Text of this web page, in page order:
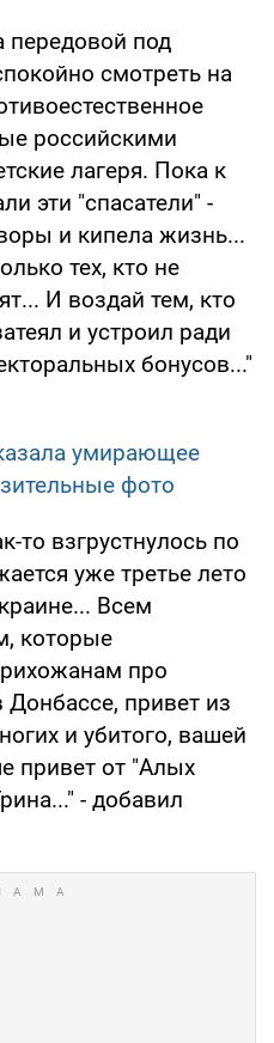
под
смотреть на
российскими
лагеря. Пока к
эти "спасатели" -
и кипела жизнь...
тех, кто не
И воздай тем, кто
и устроил ради
бонусов..."
умирающее
фото
то взгрустнулось по
уже третье лето
Всем
которые
про
привет из
и убитого, вашей
привет от "Алых
- добавил